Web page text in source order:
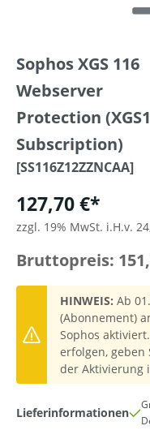
Sophos XGS 116
Webserver
Protection
Subscription)
[SS116Z12ZZNCAA]
127,70 €*
zzgl. 19% MwSt. i.H.v.
Bruttopreis:
HINWEIS: Ab
(Abonnement)
Sophos
erfolgen, geben
der Aktivierung
Lieferinformationen